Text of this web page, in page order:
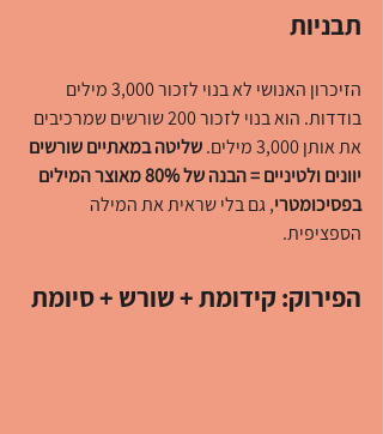
תבניות
הזיכרון האנושי לא בנוי לזכור 3,000 מילים
בודדות. הוא בנוי לזכור 200 שורשים שמרכיבים
את אותן 3,000 מילים.
שליטה במאתיים שורשים
יוונים ולטיניים = הבנה של 80% מאוצר המילים
בפסיכומטרי, גם בלי שראית את המילה
הספציפית.
הפירוק: קידומת + שורש + סיומת